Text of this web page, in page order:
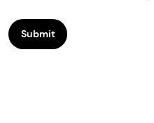
Submit